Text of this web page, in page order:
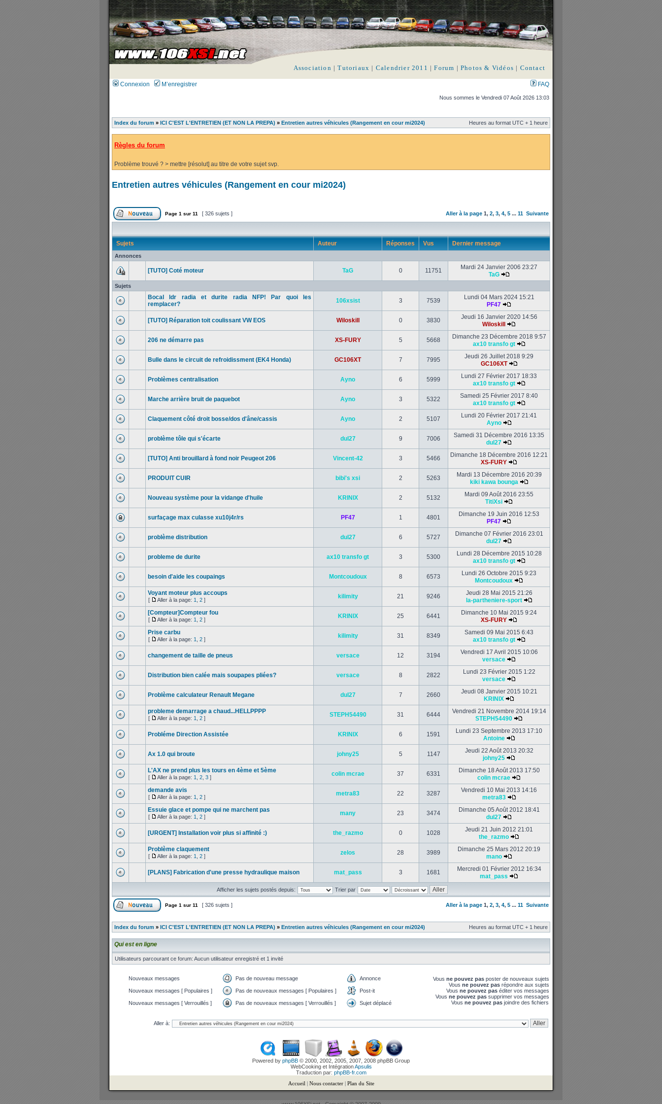
Association |Tutoriaux | Calendrier 2011 |Forum | Photos & Vidéos | Contact
Connexion M’enregistrer FAQ
Nous sommes le Vendredi 07 Août 2026 13:03
Index du forum » ICI C'EST L'ENTRETIEN (ET NON LA PREPA) » Entretien autres véhicules (Rangement en cour mi2024) Heures au format UTC + 1 heure
Règles du forum
Problème trouvé ? > mettre [résolut] au titre de votre sujet svp.
Entretien autres véhicules (Rangement en cour mi2024)
Page 1 sur 11 [ 326 sujets ] Aller à la page 1, 2, 3, 4, 5 ... 11 Suivante
Sujets Auteur Réponses Vus Dernier message
Annonces
[TUTO] Coté moteur TaG 0 11751
Mardi 24 Janvier 2006 23:27
TaG
Sujets
Bocal ldr radia et durite radia NFP! Par quoi les
remplacer?
106xsist 3 7539
Lundi 04 Mars 2024 15:21
PF47
[TUTO] Réparation toit coulissant VW EOS Wiloskill 0 3830
Jeudi 16 Janvier 2020 14:56
Wiloskill
206 ne démarre pas XS-FURY 5 5668
Dimanche 23 Décembre 2018 9:57
ax10 transfo gt
Bulle dans le circuit de refroidissment (EK4 Honda) GC106XT 7 7995
Jeudi 26 Juillet 2018 9:29
GC106XT
Problèmes centralisation Ayno 6 5999
Lundi 27 Février 2017 18:33
ax10 transfo gt
Marche arrière bruit de paquebot Ayno 3 5322
Samedi 25 Février 2017 8:40
ax10 transfo gt
Claquement côté droit bosse/dos d'âne/cassis Ayno 2 5107
Lundi 20 Février 2017 21:41
Ayno
problème tôle qui s'écarte dul27 9 7006
Samedi 31 Décembre 2016 13:35
dul27
[TUTO] Anti brouillard à fond noir Peugeot 206 Vincent-42 3 5466
Dimanche 18 Décembre 2016 12:21
XS-FURY
PRODUIT CUIR bibi's xsi 2 5263
Mardi 13 Décembre 2016 20:39
kiki kawa bounga
Nouveau système pour la vidange d'huile KRINIX 2 5132
Mardi 09 Août 2016 23:55
TitiXsi
surfaçage max culasse xu10j4r/rs PF47 1 4801
Dimanche 19 Juin 2016 12:53
PF47
problème distribution dul27 6 5727
Dimanche 07 Février 2016 23:01
dul27
probleme de durite ax10 transfo gt 3 5300
Lundi 28 Décembre 2015 10:28
ax10 transfo gt
besoin d'aide les coupaings Montcoudoux 8 6573
Lundi 26 Octobre 2015 9:23
Montcoudoux
Voyant moteur plus accoups
[ Aller à la page: 1 2 ] kilimity 21 9246
Jeudi 28 Mai 2015 21:26
la-partheniere-sport
[Compteur]Compteur fou
[ Aller à la page: 1 2 ] KRINIX 25 6441
Dimanche 10 Mai 2015 9:24
XS-FURY
Prise carbu
[ Aller à la page: 1 2 ] kilimity 31 8349
Samedi 09 Mai 2015 6:43
ax10 transfo gt
changement de taille de pneus versace 12 3194
Vendredi 17 Avril 2015 10:06
versace
Distribution bien calée mais soupapes pliées? versace 8 2822
Lundi 23 Février 2015 1:22
versace
Problème calculateur Renault Megane dul27 7 2660
Jeudi 08 Janvier 2015 10:21
KRINIX
probleme demarrage a chaud...HELLPPPP
[ Aller à la page: 1 2 ] STEPH54490 31 6444
Vendredi 21 Novembre 2014 19:14
STEPH54490
Probléme Direction Assistée KRINIX 6 1591
Lundi 23 Septembre 2013 17:10
Antoine
Ax 1.0 qui broute johny25 5 1147
Jeudi 22 Août 2013 20:32
johny25
L'AX ne prend plus les tours en 4ème et 5ème
[ Aller à la page: 1 2 3 ] colin mcrae 37 6331
Dimanche 18 Août 2013 17:50
colin mcrae
demande avis
[ Aller à la page: 1 2 ] metra83 22 3287
Vendredi 10 Mai 2013 14:16
metra83
Essuie glace et pompe qui ne marchent pas
[ Aller à la page: 1 2 ] many 23 3474
Dimanche 05 Août 2012 18:41
dul27
[URGENT] Installation voir plus si affinité :) the_razmo 0 1028
Jeudi 21 Juin 2012 21:01
the_razmo
Problème claquement
[ Aller à la page: 1 2 ] zelos 28 3989
Dimanche 25 Mars 2012 20:19
mano
[PLANS] Fabrication d'une presse hydraulique maison mat_pass 3 1681
Mercredi 01 Février 2012 16:34
mat_pass
Afficher les sujets postés depuis: Trier par
Page 1 sur 11 [ 326 sujets ] Aller à la page 1, 2, 3, 4, 5 ... 11 Suivante
Index du forum » ICI C'EST L'ENTRETIEN (ET NON LA PREPA) » Entretien autres véhicules (Rangement en cour mi2024) Heures au format UTC + 1 heure
Qui est en ligne
Utilisateurs parcourant ce forum: Aucun utilisateur enregistré et 1 invité
Nouveaux messages Pas de nouveau message Annonce
Nouveaux messages [ Populaires ] Pas de nouveaux messages [ Populaires ] Post-it
Nouveaux messages [ Verrouillés ] Pas de nouveaux messages [ Verrouillés ] Sujet déplacé
Vous ne pouvez pas poster de nouveaux sujets
Vous ne pouvez pas répondre aux sujets
Vous ne pouvez pas éditer vos messages
Vous ne pouvez pas supprimer vos messages
Vous ne pouvez pas joindre des fichiers
Aller à:
Powered by phpBB © 2000, 2002, 2005, 2007, 2008 phpBB Group
WebCooking et IntégrationApsulis
Traduction par: phpBB-fr.com
Accueil | Nous contacter| Plan du Site